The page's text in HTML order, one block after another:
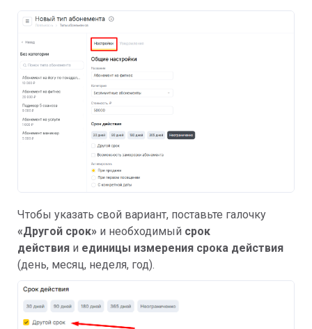
Чтобы указать свой вариант, поставьте галочку
«Другой срок» и необходимый срок
действия и единицы измерения срока действия
(день, месяц, неделя, год).